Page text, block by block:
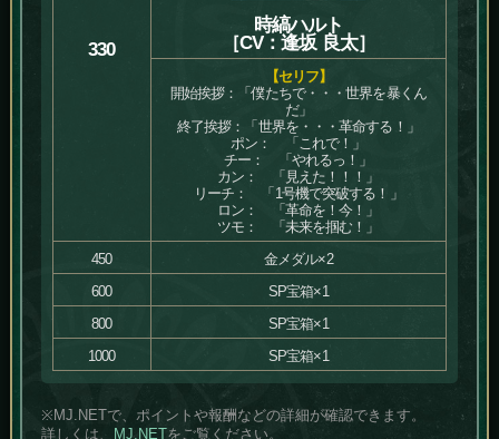
330
時縞ハルト
［CV：逢坂 良太］
【セリフ】
開始挨拶：「僕たちで・・・世界を暴くん
だ」
終了挨拶：「世界を・・・革命する！」
ポン： 「これで！」
チー： 「やれるっ！」
カン： 「見えた！！！」
リーチ： 「1号機で突破する！」
ロン： 「革命を！今！」
ツモ： 「未来を掴む！」
450
金メダル×2
600
SP宝箱×1
800
SP宝箱×1
1000
SP宝箱×1
※MJ.NETで、ポイントや報酬などの詳細が確認できます。
詳しくは、
MJ.NETをご覧ください。